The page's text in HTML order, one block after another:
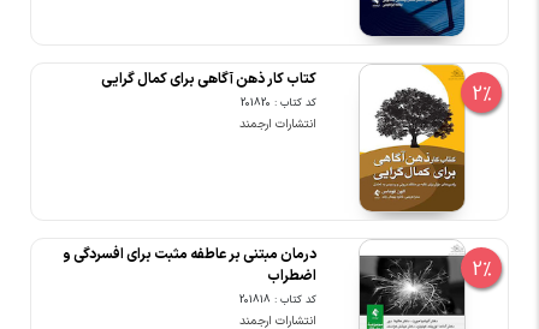
2%
کتاب کار ذهن آگاهی برای کمال گرایی
کد کتاب : 201820
انتشارات ارجمند
2%
درمان مبتنی بر عاطفه مثبت برای افسردگی و
اضطراب
کد کتاب : 201818
انتشارات ارجمند